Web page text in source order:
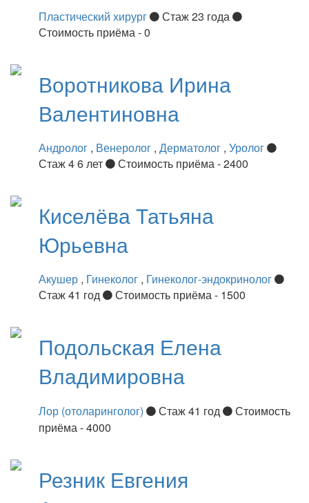
Пластический хирург
Стаж 23 года
Стоимость приёма - 0
Воротникова Ирина
Валентиновна
Андролог , Венеролог , Дерматолог , Уролог
Стаж 4 6 лет
Стоимость приёма - 2400
КиселёваТатьяна
Юрьевна
Акушер , Гинеколог , Гинеколог-эндокринолог
Стаж 41 год
Стоимость приёма - 1500
Подольская Елена
Владимировна
Лор (отоларинголог) Стаж 41 год
Стоимость
приёма - 4000
Резник Евгения